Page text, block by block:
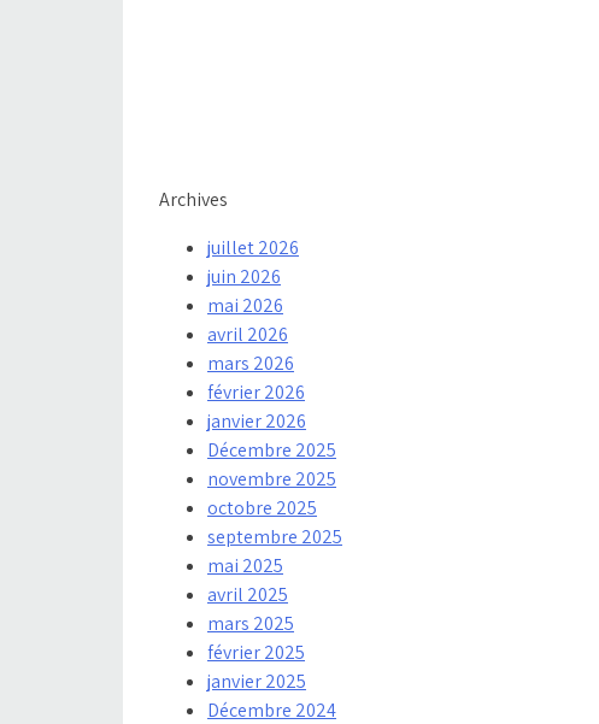
Archives
juillet 2026
juin 2026
mai 2026
avril 2026
mars 2026
février 2026
janvier 2026
Décembre 2025
novembre 2025
octobre 2025
septembre 2025
mai 2025
avril 2025
mars 2025
février 2025
janvier 2025
Décembre 2024